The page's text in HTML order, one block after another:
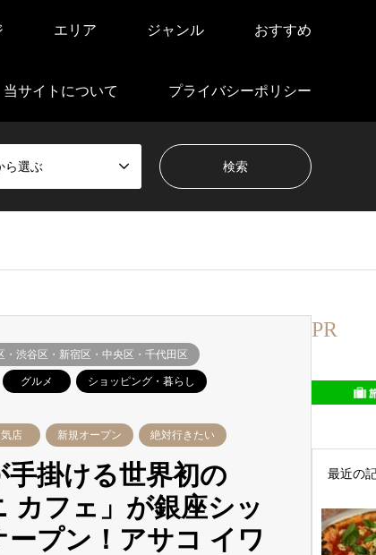
エリア ジャンル おすすめ
当サイトについて プライバシーポリシー
ら選ぶ
・渋谷区・新宿区・中央区・千代田区
グルメ ショッピング・暮らし
気店 新規オープン 絶対行きたい
手掛ける世界初の
カフェ」が銀座シッ
ープン！アサコ イワ
PR
最近の